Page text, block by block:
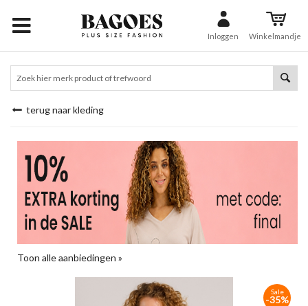
Inloggen Winkelmandje
terug naar kleding
Toon alle aanbiedingen »
Sale
-35%